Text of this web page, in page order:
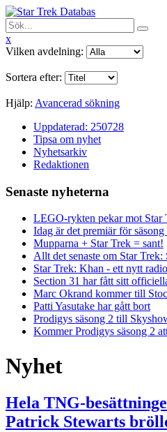
x
Vilken avdelning:
Sortera efter:
Hjälp: Avancerad sökning
Uppdaterad: 250728
Tipsa om nyhet
Nyhetsarkiv
Redaktionen
Senaste nyheterna
LEGO-rykten pekar mot Star
Idag är det premiär för
Mupparna + Star Trek = sant!
Allt det senaste om Star Trek:
Star Trek: Khan - ett nytt
Section 31 har fått sitt
Marc Okrand kommer till
Patti Yasutake har gått bort
Prodigys säsong 2 till
Kommer Prodigys säsong 2
Nyhet
Hela TNG-
Patrick Stewarts